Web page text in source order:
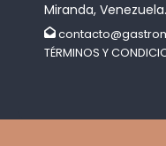
Miranda, Venezuela.
TÉRMINOS Y